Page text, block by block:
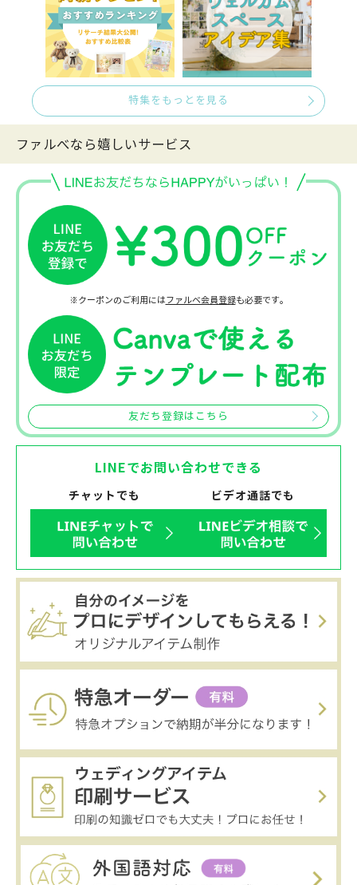
特集をもっとを見る
ファルべなら嬉しいサービス
※クーポンのご利用にはファルベ会員登録も必要です。
友だち登録はこちら
LINEでお問い合わせできる
チャットでも ビデオ通話でも